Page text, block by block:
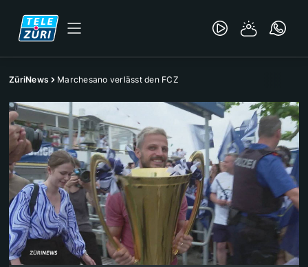
ZüriNews Marchesano verlässt den FCZ